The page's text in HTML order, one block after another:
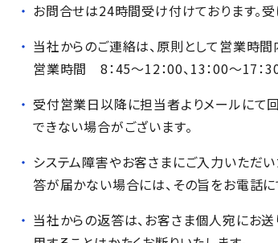
お問合せは24時間受け付けております。
当社からのご連絡は、原則として営業時間
営業時間 8：45～12：00、13：00～17：
受付営業日以降に担当者よりメールにて
できない場合がございます。
システム障害やお客さまにご入力いただ
答が届かない場合には、その旨をお電話に
当社からの返答は、お客さま個人宛にお